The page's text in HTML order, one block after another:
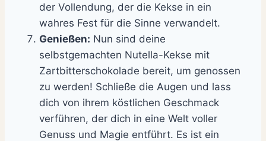
der Vollendung, der die Kekse in ein
wahres Fest für die Sinne verwandelt.
Genießen: Nun sind deine
selbstgemachten Nutella-Kekse mit
Zartbitterschokolade bereit, um genossen
zu werden! Schließe die Augen und lass
dich von ihrem köstlichen Geschmack
verführen, der dich in eine Welt voller
Genuss und Magie entführt. Es ist ein